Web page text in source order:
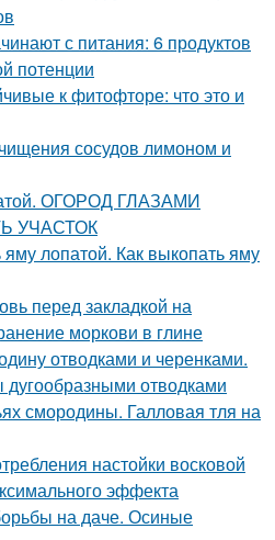
с питания: 6 продуктов
потенции
к фитофторе: что это и
сосудов лимоном и
ОГОРОД ГЛАЗАМИ
УЧАСТОК
яму лопатой. Как выкопать яму
перед закладкой на
моркови в глине
отводками и черенками.
отводками
смородины. Галловая тля на
настойки восковой
эффекта
на даче. Осиные